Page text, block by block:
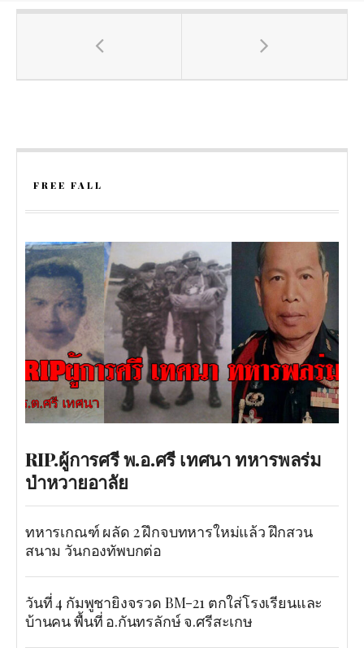
FREE FALL
RIP.ผู้การศรี พ.อ.ศรี เทศนา ทหารพลร่ม
ป่าหวายอาลัย
ทหารเกณฑ์ ผลัด 2 ฝึกจบทหารใหม่แล้ว ฝึกสวน
สนาม วันกองทัพบกต่อ
วันที่ 4 กัมพูชายิงจรวด BM-21 ตกใส่โรงเรียนและ
บ้านคน พื้นที่ อ.กันทรลักษ์ จ.ศรีสะเกษ